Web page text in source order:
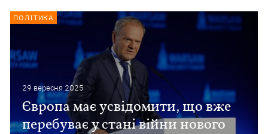
29 вересня 2025
Європа має усвідомити, що вже
перебуває у стані війни нового
ПОЛІТИКА